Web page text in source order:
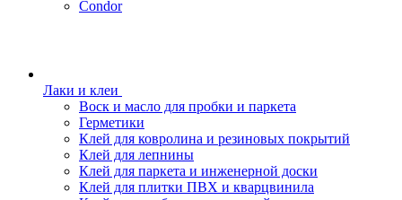
Condor
Лаки и клеи
Воск и масло для пробки и паркета
Герметики
Клей для ковролина и резиновых покрытий
Клей для лепнины
Клей для паркета и инженерной доски
Клей для плитки ПВХ и кварцвинила